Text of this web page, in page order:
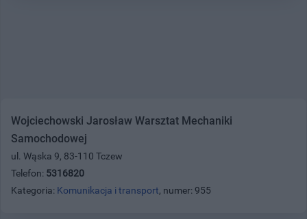
Wojciechowski Jarosław Warsztat Mechaniki
Samochodowej
ul. Wąska 9, 83-110 Tczew
Telefon: 5316820
Kategoria: Komunikacja i transport, numer: 955